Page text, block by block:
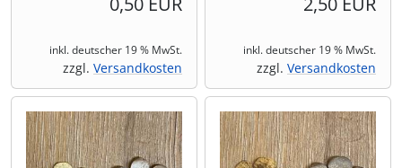
inkl. deutscher 19 % MwSt.
zzgl. Versandkosten
inkl. deutscher 19 % MwSt.
zzgl. Versandkosten